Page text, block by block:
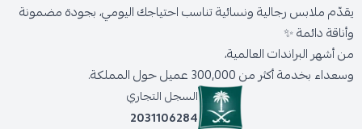
يقدّم ملابس رجالية ونسائية تناسب احتياجك اليومي، بجودة مضمونة
وأناقة دائمة ✨
من أشهر البراندات العالمية،
وسعداء بخدمة أكثر من 300,000 عميل حول المملكة.
السجل التجاري
2031106284